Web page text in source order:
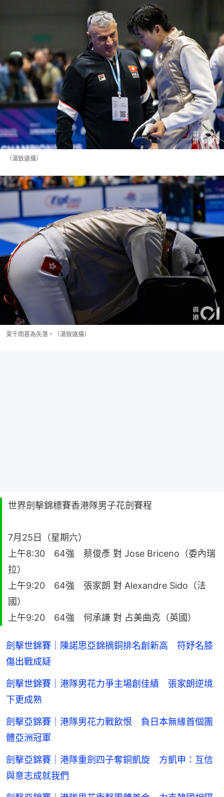
（湯致遠攝）
梁千雨甚為失落。（湯致遠攝）
世界劍擊錦標賽香港隊男子花劍賽程
7月25日（星期六）
上午8:30 64強 蔡俊彥 對 Jose Briceno（委內瑞
拉）
上午9:20 64強 張家朗 對 Alexandre Sido（法
國）
上午9:20 64強 何承謙 對 占美曲克（英國）
劍擊世錦賽｜陳諾思亞錦摘銅排名創新高 符妤名膝
傷出戰成疑
劍擊世錦賽｜港隊男花力爭主場創佳績 張家朗逆境
下更成熟
劍擊亞錦賽｜港隊男花力戰飲恨 負日本無緣首個團
體亞洲冠軍
劍擊亞錦賽｜港隊重劍四子奪銅凱旋 方凱申：互信
與意志成就我們